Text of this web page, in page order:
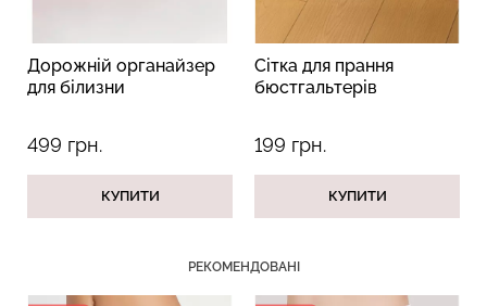
Дорожній органайзер
для білизни
499 грн.
КУПИТИ
Сітка для прання
бюстгальтерів
199 грн.
КУПИТИ
РЕКОМЕНДОВАНІ
(бежевий) Giulia
489 грн.699 грн.
SHAPEWEAR black
(чорний) Giulia
258 грн.369 грн.